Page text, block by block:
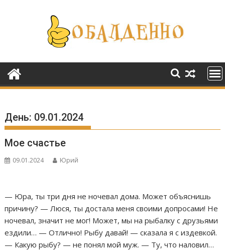
содержимому
День: 09.01.2024
Мое счастье
09.01.2024 Юрий
— Юра, ты три дня не ночевал дома. Может объяснишь
причину? — Люся, ты достала меня своими допросами! Не
ночевал, значит не мог! Может, мы на рыбалку с друзьями
ездили… — Отлично! Рыбу давай! — сказала я с издевкой.
— Какую рыбу? — не понял мой муж. — Ту, что наловил…